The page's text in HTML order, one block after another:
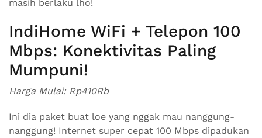
masih berlaku lho!
IndiHome WiFi + Telepon 100
Mbps: Konektivitas Paling
Mumpuni!
Harga Mulai: Rp410Rb
Ini dia paket buat loe yang nggak mau nanggung-
nanggung! Internet super cepat 100 Mbps dipadukan